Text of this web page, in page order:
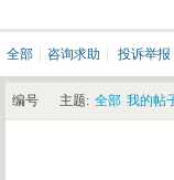
全部 咨询求助 投诉举报
编号 主题: 全部 我的帖